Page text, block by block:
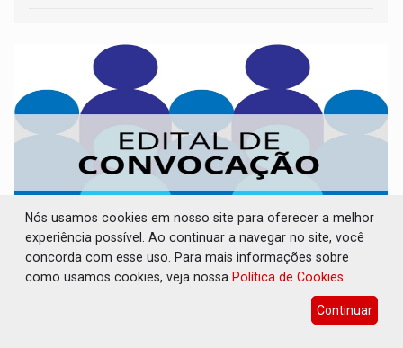
CONVOCAÇÃO DAS ELEIÇÕES: SEATER/RO
06 de Agosto de 2026 às 14:07
Nós usamos cookies em nosso site para oferecer a melhor
experiência possível. Ao continuar a navegar no site, você
concorda com esse uso. Para mais informações sobre
como usamos cookies, veja nossa Política de Cookies
Continuar